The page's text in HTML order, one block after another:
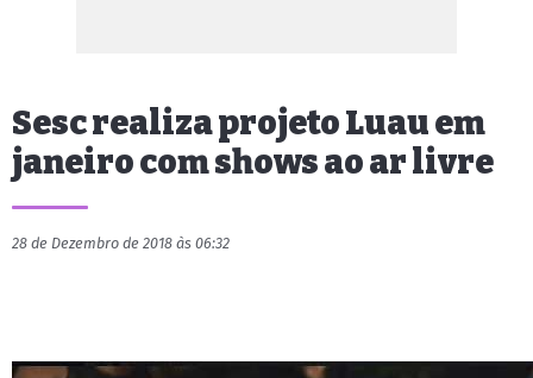
Sesc realiza projeto Luau em
janeiro com shows ao ar livre
28 de Dezembro de 2018 às 06:32